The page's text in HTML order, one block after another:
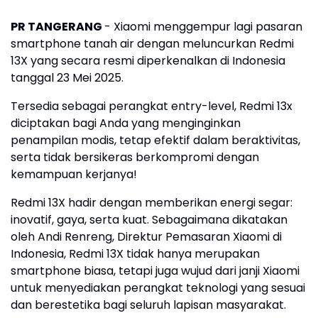
PR TANGERANG - Xiaomi menggempur lagi pasaran
smartphone tanah air dengan meluncurkan Redmi
13X yang secara resmi diperkenalkan di Indonesia
tanggal 23 Mei 2025.
Tersedia sebagai perangkat entry-level, Redmi 13x
diciptakan bagi Anda yang menginginkan
penampilan modis, tetap efektif dalam beraktivitas,
serta tidak bersikeras berkompromi dengan
kemampuan kerjanya!
Redmi 13X hadir dengan memberikan energi segar:
inovatif, gaya, serta kuat. Sebagaimana dikatakan
oleh Andi Renreng, Direktur Pemasaran Xiaomi di
Indonesia, Redmi 13X tidak hanya merupakan
smartphone biasa, tetapi juga wujud dari janji Xiaomi
untuk menyediakan perangkat teknologi yang sesuai
dan berestetika bagi seluruh lapisan masyarakat.